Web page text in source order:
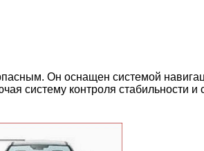
Он оснащен системой
систему контроля стабильности